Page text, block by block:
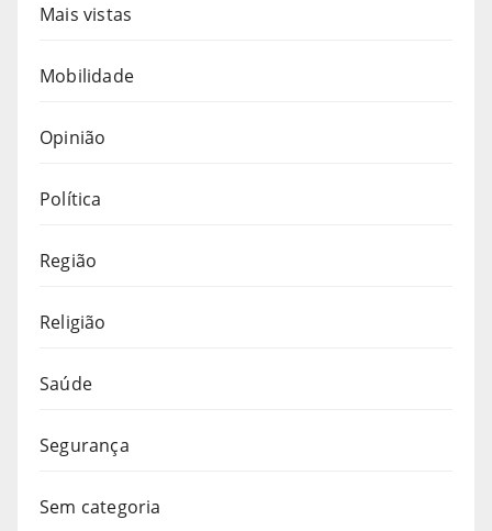
Mais vistas
Mobilidade
Opinião
Política
Região
Religião
Saúde
Segurança
Sem categoria